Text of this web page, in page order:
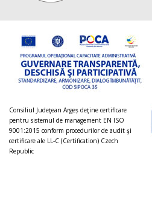
Consiliul Judeţean Argeș deţine certificare
pentru sistemul de management EN ISO
9001:2015 conform procedurilor de audit şi
certificare ale LL-C (Certification) Czech
Republic